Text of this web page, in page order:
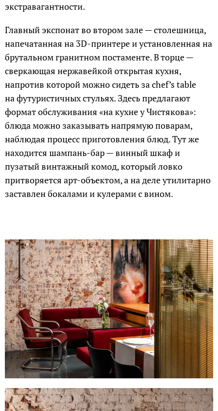
экстравагантности.
Главный экспонат во втором зале — столешница,
напечатанная на 3D-принтере и установленная на
брутальном гранитном постаменте. В торце —
сверкающая нержавейкой открытая кухня,
напротив которой можно сидеть за chef’s table
на футуристичных стульях. Здесь предлагают
формат обслуживания «на кухне у Чистякова»:
блюда можно заказывать напрямую поварам,
наблюдая процесс приготовления блюд. Тут же
находится шампань-бар — винный шкаф и
пузатый винтажный комод, который ловко
притворяется арт-объектом, а на деле утилитарно
заставлен бокалами и кулерами с вином.